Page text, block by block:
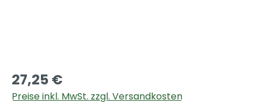
27,25 €
Preise inkl. MwSt. zzgl. Versandkosten